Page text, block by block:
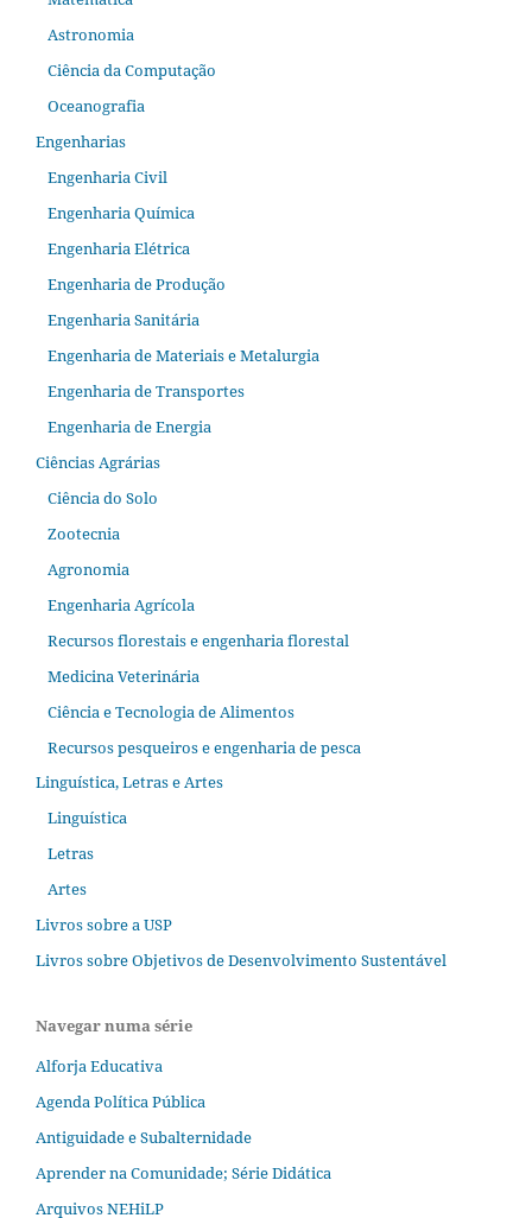
Astronomia
Ciência da Computação
Oceanografia
Engenharias
Engenharia Civil
Engenharia Química
Engenharia Elétrica
Engenharia de Produção
Engenharia Sanitária
Engenharia de Materiais e Metalurgia
Engenharia de Transportes
Engenharia de Energia
Ciências Agrárias
Ciência do Solo
Zootecnia
Agronomia
Engenharia Agrícola
Recursos florestais e engenharia florestal
Medicina Veterinária
Ciência e Tecnologia de Alimentos
Recursos pesqueiros e engenharia de pesca
Linguística, Letras e Artes
Linguística
Letras
Artes
Livros sobre a USP
Livros sobre Objetivos de Desenvolvimento Sustentável
Navegar numa série
Alforja Educativa
Agenda Política Pública
Antiguidade e Subalternidade
Aprender na Comunidade; Série Didática
Arquivos NEHiLP